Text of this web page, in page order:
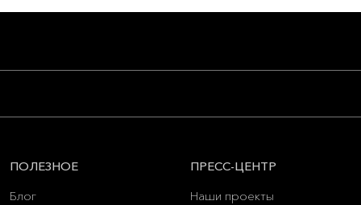
ПОЛЕЗНОЕ
Блог
ПРЕСС-ЦЕНТР
Наши проекты